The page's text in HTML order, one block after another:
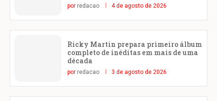
por redacao 4 de agosto de 2026
Ricky Martin prepara primeiro álbum
completo de inéditas em mais de uma
década
por redacao 3 de agosto de 2026